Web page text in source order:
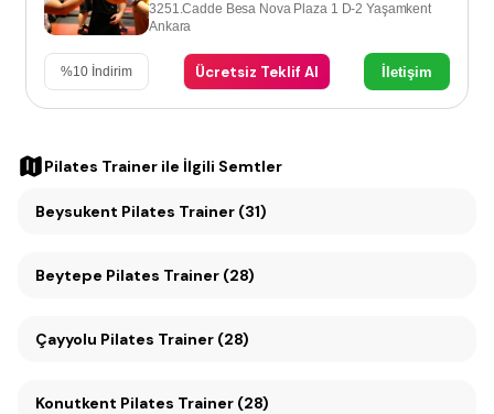
3251.Cadde Besa Nova Plaza 1 D-2 Yaşamkent
Ankara
%10 İndirim Ücretsiz Teklif Al İletişim
Pilates Trainer ile İlgili Semtler
Beysukent Pilates Trainer (31)
Beytepe Pilates Trainer (28)
Çayyolu Pilates Trainer (28)
Konutkent Pilates Trainer (28)